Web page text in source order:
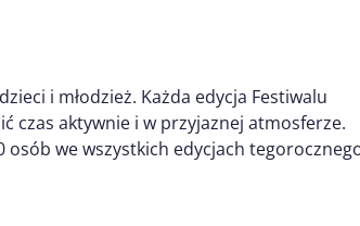
i młodzież. Każda edycja Festiwalu
czas aktywnie i w przyjaznej atmosferze.
we wszystkich edycjach